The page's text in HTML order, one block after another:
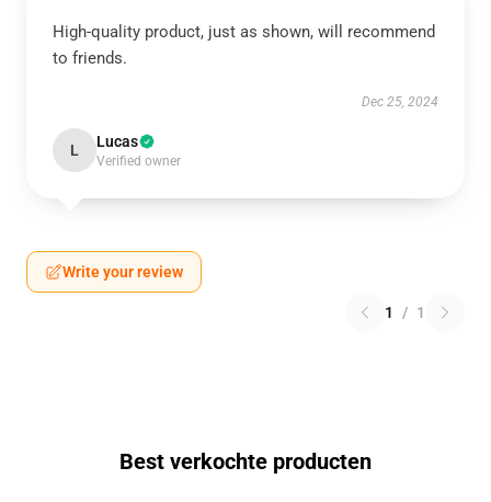
High-quality product, just as shown, will recommend
to friends.
Dec 25, 2024
L Lucas
Verified owner
Write your review
1 / 1
Best verkochte producten